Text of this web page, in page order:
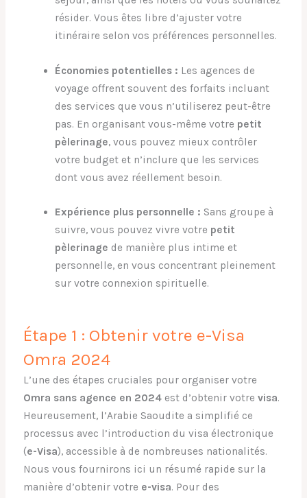
résider. Vous êtes libre d’ajuster votre
itinéraire selon vos préférences personnelles.
Économies potentielles : Les agences de
voyage offrent souvent des forfaits incluant
des services que vous n’utiliserez peut-être
pas. En organisant vous-même votre petit
pèlerinage, vous pouvez mieux contrôler
votre budget et n’inclure que les services
dont vous avez réellement besoin.
Expérience plus personnelle : Sans groupe à
suivre, vous pouvez vivre votre petit
pèlerinage de manière plus intime et
personnelle, en vous concentrant pleinement
sur votre connexion spirituelle.
Étape 1 : Obtenir votre e-Visa
Omra 2024
L’une des étapes cruciales pour organiser votre
Omra sans agence en 2024est d’obtenir votre visa.
Heureusement, l’Arabie Saoudite a simplifié ce
processus avec l’introduction du visa électronique
(e-Visa), accessible à de nombreuses nationalités.
Nous vous fournirons ici un résumé rapide sur la
manière d’obtenir votre e-visa. Pour des